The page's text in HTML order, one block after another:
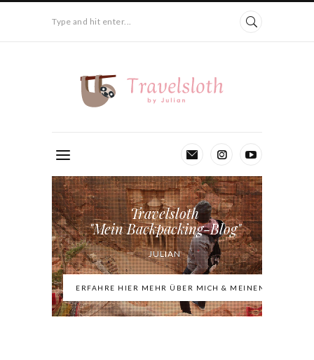
Type and hit enter...
Travelsloth
"Mein Backpacking-Blog"
JULIAN
ERFAHRE HIER MEHR ÜBER MICH & MEINEN BLOG